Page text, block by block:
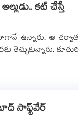
కట్ చేస్తే
ఉన్నారు. ఆ తర్వాత
తెచ్చుకున్నారు. కూతురి
సాఫ్ట్⁭వేర్